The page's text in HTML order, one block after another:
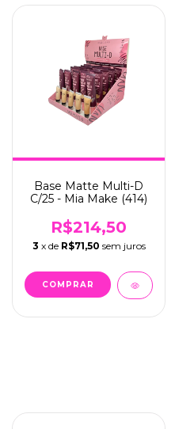
Base Matte Multi-D
C/25 - Mia Make (414)
R$214,50
3 x de R$71,50 sem juros